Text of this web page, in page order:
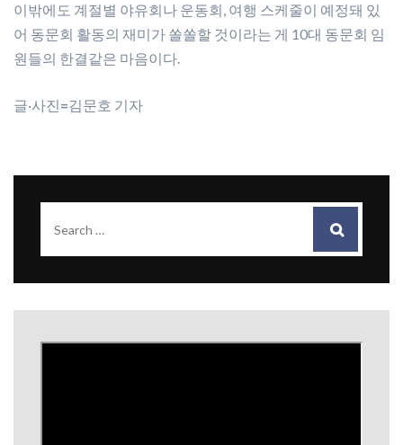
이밖에도 계절별 야유회나 운동회, 여행 스케줄이 예정돼 있
어 동문회 활동의 재미가 쏠쏠할 것이라는 게 10대 동문회 임
원들의 한결같은 마음이다.
글·사진=김문호 기자